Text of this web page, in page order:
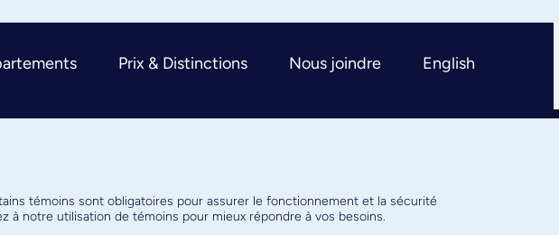
Prix & Distinctions Nous joindre English
témoins sont obligatoires pour assurer le fonctionnement et la sécurité
à notre utilisation de témoins pour mieux répondre à vos besoins.